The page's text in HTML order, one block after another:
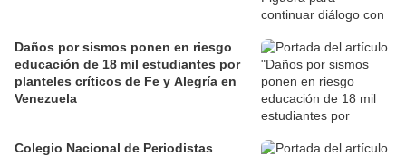
Daños por sismos ponen en riesgo
educación de 18 mil estudiantes por
planteles críticos de Fe y Alegría en
Venezuela
Colegio Nacional de Periodistas